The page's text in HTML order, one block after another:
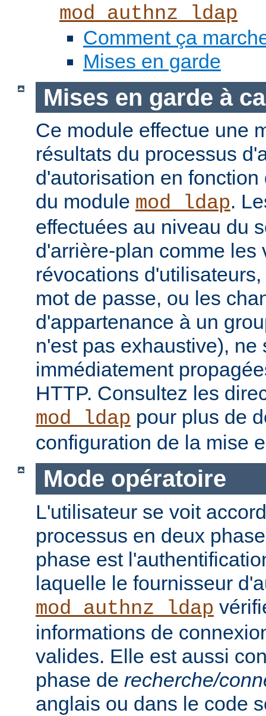
mod_authnz_ldap
Comment ça
Mises en garde
Mises en garde à
Ce module effectue une
résultats du processus
d'autorisation en
du module mod_ldap.
effectuées au niveau du
d'arrière-plan comme les
révocations
mot de passe, ou les
d'appartenance à un
n'est pas exhaustive), ne
immédiatement
HTTP. Consultez les
mod_ldap pour plus de
configuration de la mise
Mode opératoire
L'utilisateur se voit
processus en deux
phase est
laquelle le fournisseur
mod_authnz_ldap
informations de
valides. Elle est aussi
phase de recherche/
anglais ou dans le code